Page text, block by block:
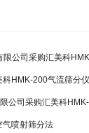
公司采购汇美科
HMK-200气流筛分
公司采购汇美科
喷射筛分法